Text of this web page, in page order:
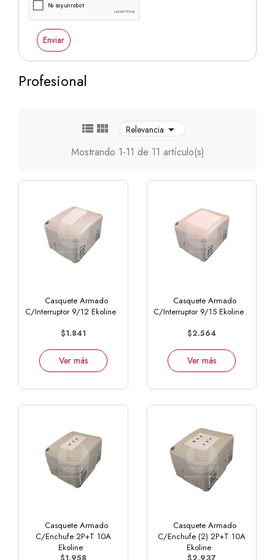
Enviar
Profesional
  Relevancia 
Mostrando 1-11 de 11 artículo(s)
Casquete Armado
C/Interruptor 9/12 Ekoline
$1.841
Ver más
Casquete Armado
C/Interruptor 9/15 Ekoline
$2.564
Ver más
Casquete Armado
C/Enchufe 2P+T 10A
Ekoline
Casquete Armado
C/Enchufe (2) 2P+T 10A
Ekoline